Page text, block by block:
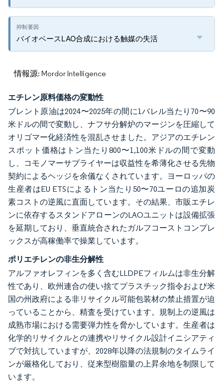
バイオベースLAO合成における触媒の失活
情報源: Mordor Intelligence
エチレン原料価格の変動性
ブレント原油は2024〜2025年の間に1バレル当たり70〜90
米ドルの間で変動し、ナフサ分解炉のマージンを圧縮して
オリゴマー化経済性を混乱させました。アジアのエチレン
スポット価格はトン当たり800〜1,100米ドルの間で変動
し、コモノマーサプライヤーは収益性を希薄化させる先物
契約によるヘッジを余儀なくされています。ヨーロッパの
生産者はEU ETSによるトン当たり50〜70ユーロの追加炭
素コストの逆風に直面しています。その結果、市販エチレ
ンに依存するスタンドアローンのLAOユニットは設備拡張
を延期しており、垂直統合されたガルフコーストコンプレ
ックスが高稼働率で操業しています。
ポリエチレンの非生分解性
アルファオレフィンを多く含むLLDPEフィルムは非生分解
性であり、欧州連合の使い捨てプラスチック指令および米
国の州政府による非リサイクル可能包装材の禁止措置が迫
っていることから、精査を受けています。規制上の逆風は
成熟市場における需要弾力性を脅かしています。生産者は
化学的リサイクルとの連携やリサイクル設計イニシアティ
ブで対抗していますが、2028年以降の法規制のタイムライ
ンが厳格化しており、従来型樹脂量の上昇余地を制限して
います。